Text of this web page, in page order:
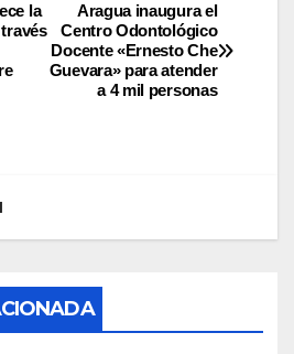
Aragua inaugura el
Centro Odontológico
Docente «Ernesto Che
Guevara» para atender
a 4 mil personas
la